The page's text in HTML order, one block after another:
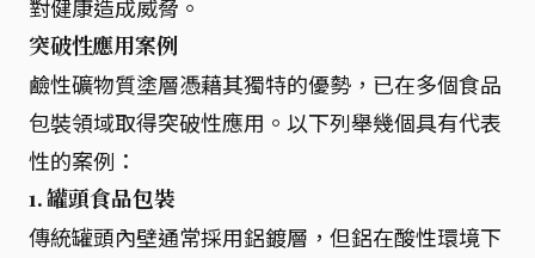
對健康造成威脅。
突破性應用案例
鹼性礦物質塗層憑藉其獨特的優勢，已在多個食品
包裝領域取得突破性應用。以下列舉幾個具有代表
性的案例：
1. 罐頭食品包裝
傳統罐頭內壁通常採用鋁鍍層，但鋁在酸性環境下